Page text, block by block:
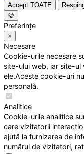
Accept TOATE
🍪
Preferințe
×
Necesare
Cookie-urile necesare
site-ului web, iar site-ul
ele.Aceste cookie-uri
personală.
Analitice
Cookie-urile analitice
care vizitatorii
ajută la furnizarea de
numărul de vizitatori,